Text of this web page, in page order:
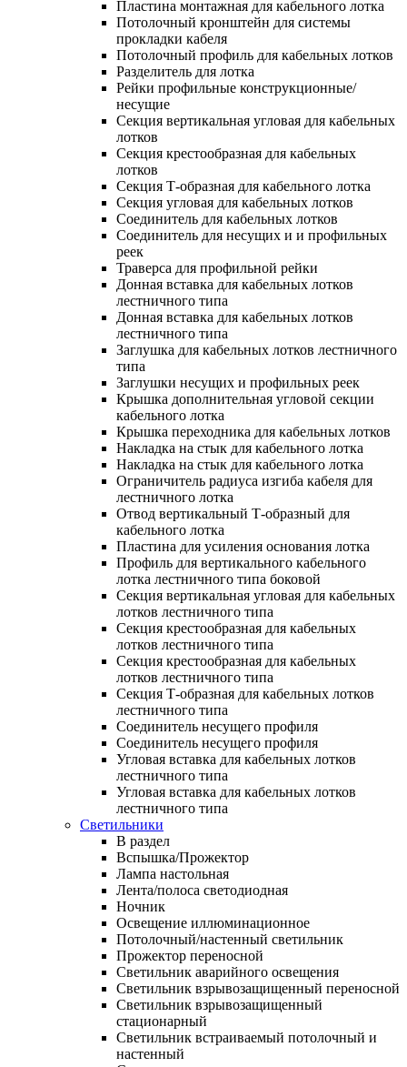
Пластина монтажная для кабельного лотка
Потолочный кронштейн для системы
прокладки кабеля
Потолочный профиль для кабельных лотков
Разделитель для лотка
Рейки профильные конструкционные/
несущие
Секция вертикальная угловая для кабельных
лотков
Секция крестообразная для кабельных
лотков
Секция Т-образная для кабельного лотка
Секция угловая для кабельных лотков
Соединитель для кабельных лотков
Соединитель для несущих и и профильных
реек
Траверса для профильной рейки
Донная вставка для кабельных лотков
лестничного типа
Донная вставка для кабельных лотков
лестничного типа
Заглушка для кабельных лотков лестничного
типа
Заглушки несущих и профильных реек
Крышка дополнительная угловой секции
кабельного лотка
Крышка переходника для кабельных лотков
Накладка на стык для кабельного лотка
Накладка на стык для кабельного лотка
Ограничитель радиуса изгиба кабеля для
лестничного лотка
Отвод вертикальный Т-образный для
кабельного лотка
Пластина для усиления основания лотка
Профиль для вертикального кабельного
лотка лестничного типа боковой
Секция вертикальная угловая для кабельных
лотков лестничного типа
Секция крестообразная для кабельных
лотков лестничного типа
Секция крестообразная для кабельных
лотков лестничного типа
Секция Т-образная для кабельных лотков
лестничного типа
Соединитель несущего профиля
Соединитель несущего профиля
Угловая вставка для кабельных лотков
лестничного типа
Угловая вставка для кабельных лотков
лестничного типа
Светильники
В раздел
Вспышка/Прожектор
Лампа настольная
Лента/полоса светодиодная
Ночник
Освещение иллюминационное
Потолочный/настенный светильник
Прожектор переносной
Светильник аварийного освещения
Светильник взрывозащищенный переносной
Светильник взрывозащищенный
стационарный
Светильник встраиваемый потолочный и
настенный